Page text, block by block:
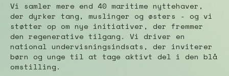
Vi samler mere end 40 maritime nyttehaver,
der dyrker tang, muslinger og østers - og vi
støtter op om nye initiativer, der fremmer
den regenerative tilgang. Vi driver en
national undervisningsindsats, der inviterer
børn og unge til at tage aktivt del i den blå
omstilling.